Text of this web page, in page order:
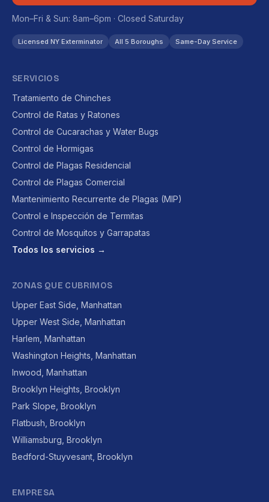
Mon–Fri & Sun: 8am–6pm · Closed Saturday
Licensed NY Exterminator All 5 Boroughs Same-Day Service
SERVICIOS
Tratamiento de Chinches
Control de Ratas y Ratones
Control de Cucarachas y Water Bugs
Control de Hormigas
Control de Plagas Residencial
Control de Plagas Comercial
Mantenimiento Recurrente de Plagas (MIP)
Control e Inspección de Termitas
Control de Mosquitos y Garrapatas
Todos los servicios →
ZONAS QUE CUBRIMOS
Upper East Side, Manhattan
Upper West Side, Manhattan
Harlem, Manhattan
Washington Heights, Manhattan
Inwood, Manhattan
Brooklyn Heights, Brooklyn
Park Slope, Brooklyn
Flatbush, Brooklyn
Williamsburg, Brooklyn
Bedford-Stuyvesant, Brooklyn
EMPRESA